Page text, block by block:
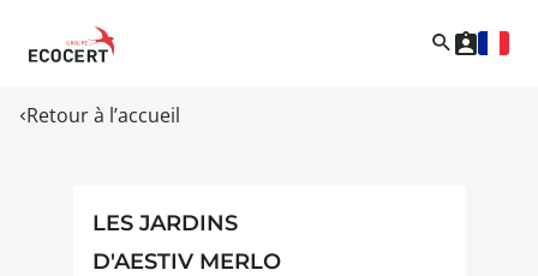
Retour à l’accueil
LES JARDINS
D'AESTIV MERLO